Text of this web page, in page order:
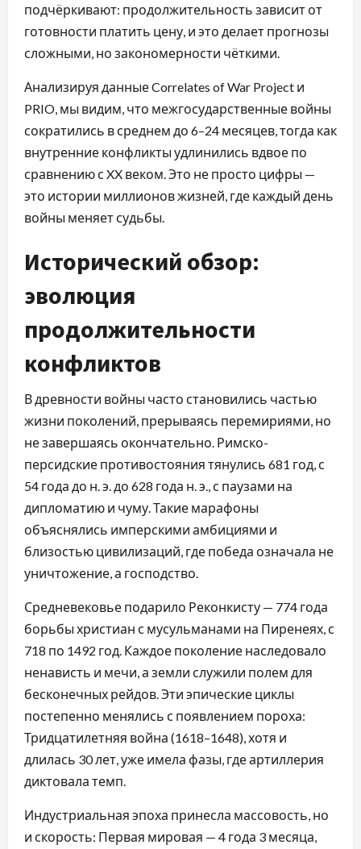
подчёркивают: продолжительность зависит от
готовности платить цену, и это делает прогнозы
сложными, но закономерности чёткими.
Анализируя данные Correlates of War Project и
PRIO, мы видим, что межгосударственные войны
сократились в среднем до 6–24 месяцев, тогда как
внутренние конфликты удлинились вдвое по
сравнению с XX веком. Это не просто цифры —
это истории миллионов жизней, где каждый день
войны меняет судьбы.
Исторический обзор:
эволюция
продолжительности
конфликтов
В древности войны часто становились частью
жизни поколений, прерываясь перемириями, но
не завершаясь окончательно. Римско-
персидские противостояния тянулись 681 год, с
54 года до н. э. до 628 года н. э., с паузами на
дипломатию и чуму. Такие марафоны
объяснялись имперскими амбициями и
близостью цивилизаций, где победа означала не
уничтожение, а господство.
Средневековье подарило Реконкисту — 774 года
борьбы христиан с мусульманами на Пиренеях, с
718 по 1492 год. Каждое поколение наследовало
ненависть и мечи, а земли служили полем для
бесконечных рейдов. Эти эпические циклы
постепенно менялись с появлением пороха:
Тридцатилетняя война (1618–1648), хотя и
длилась 30 лет, уже имела фазы, где артиллерия
диктовала темп.
Индустриальная эпоха принесла массовость, но
и скорость: Первая мировая — 4 года 3 месяца,